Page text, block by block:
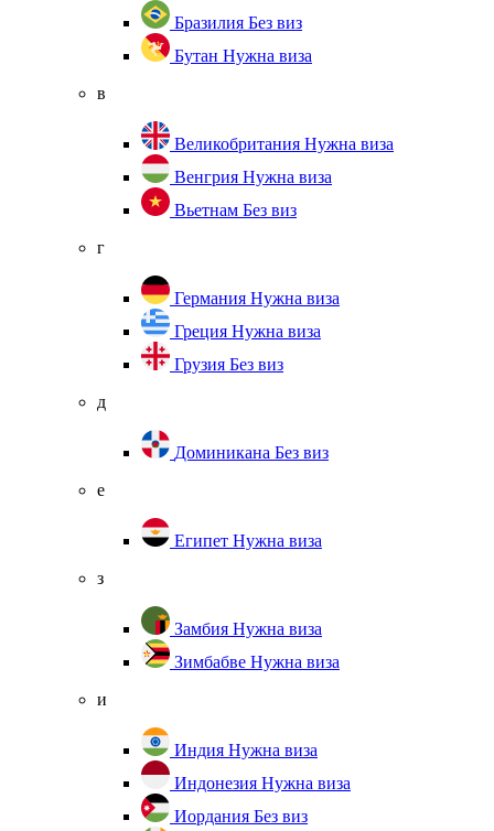
Бразилия Без виз
Бутан Нужна виза
в
Великобритания Нужна виза
Венгрия Нужна виза
Вьетнам Без виз
г
Германия Нужна виза
Греция Нужна виза
Грузия Без виз
д
Доминикана Без виз
е
Египет Нужна виза
з
Замбия Нужна виза
Зимбабве Нужна виза
и
Индия Нужна виза
Индонезия Нужна виза
Иордания Без виз